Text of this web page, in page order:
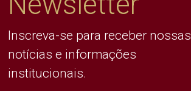
Inscreva-se para receber nossas
notícias e informações
institucionais.